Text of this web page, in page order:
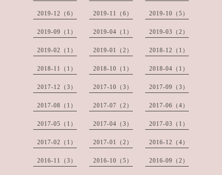
2019-12（6） 2019-11（6） 2019-10（5）
2019-09（1） 2019-04（1） 2019-03（2）
2019-02（1） 2019-01（2） 2018-12（1）
2018-11（1） 2018-10（1） 2018-04（1）
2017-12（3） 2017-10（3） 2017-09（3）
2017-08（1） 2017-07（2） 2017-06（4）
2017-05（1） 2017-04（3） 2017-03（1）
2017-02（1） 2017-01（2） 2016-12（4）
2016-11（3） 2016-10（5） 2016-09（2）